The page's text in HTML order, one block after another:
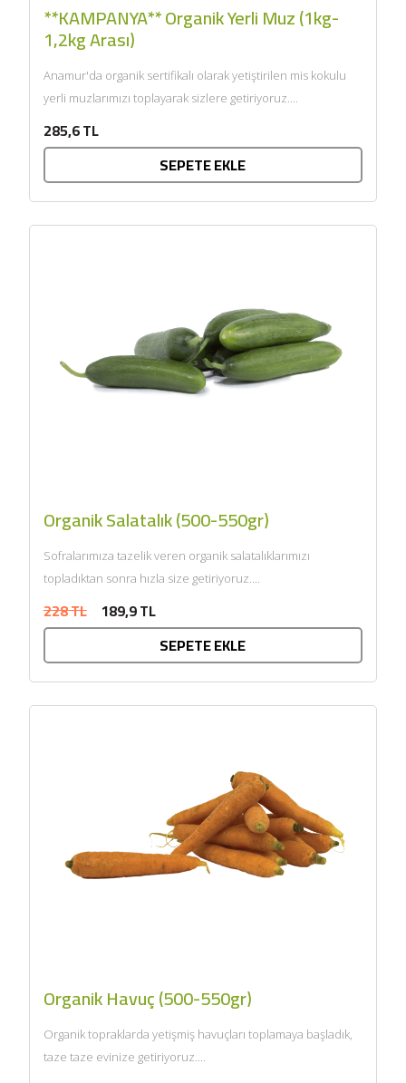
**KAMPANYA** Organik Yerli Muz (1kg-
1,2kg Arası)
Anamur'da organik sertifikalı olarak yetiştirilen mis kokulu
yerli muzlarımızı toplayarak sizlere getiriyoruz....
285,6 TL
SEPETE EKLE
Organik Salatalık (500-550gr)
Sofralarımıza tazelik veren organik salatalıklarımızı
topladıktan sonra hızla size getiriyoruz....
228 TL 189,9 TL
SEPETE EKLE
Organik Havuç (500-550gr)
Organik topraklarda yetişmiş havuçları toplamaya başladık,
taze taze evinize getiriyoruz....